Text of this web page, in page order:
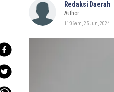
Redaksi Daerah
Author
11:06am, 25 Jun, 2024